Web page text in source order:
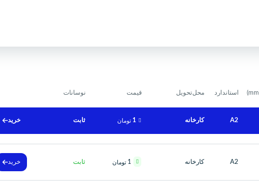
استاندارد محل‌تحویل قیمت نوسانات
A2 کارخانه 1 تومان ثابت خرید
A2 کارخانه 1 تومان ثابت خرید